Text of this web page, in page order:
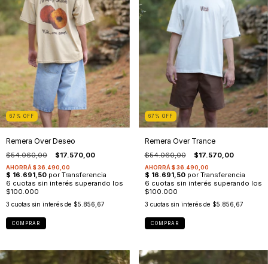
67 % OFF
Remera Over Deseo
$54.060,00 $17.570,00
3 cuotas sin interés de $5.856,67
COMPRAR
67 % OFF
Remera Over Trance
$54.060,00 $17.570,00
3 cuotas sin interés de $5.856,67
COMPRAR